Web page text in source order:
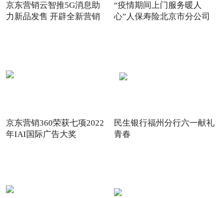
京东营销云智推5G消息助
力新品发售 开辟全新营销
“疫情期间上门服务暖人
心”人保寿险北京市分公司
京东营销360荣获七项2022
年IAI国际广告大奖
民生银行福州分行六一献礼
青春